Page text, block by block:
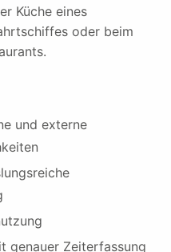
Küche eines
oder beim
und externe
genauer Zeiterfassung